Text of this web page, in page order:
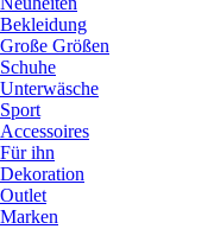
Bekleidung
Große Größen
Schuhe
Unterwäsche
Sport
Accessoires
Für ihn
Dekoration
Outlet
Marken